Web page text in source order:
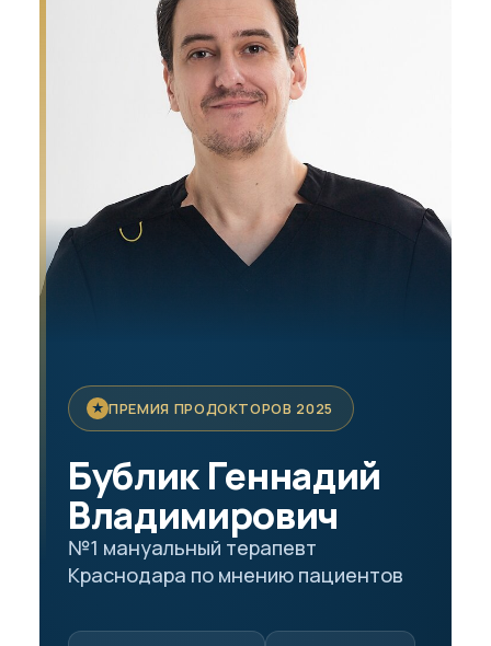
★ ПРЕМИЯ ПРОДОКТОРОВ 2025
Бублик Геннадий
Владимирович
№1 мануальный терапевт
Краснодара по мнению пациентов